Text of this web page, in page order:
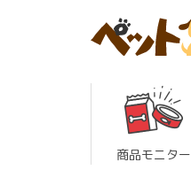
商品モニター